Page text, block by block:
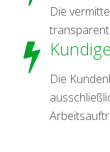
Die
Die